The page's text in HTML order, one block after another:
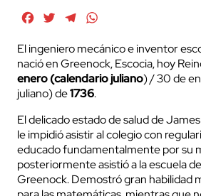
FacebookTwitterTelegram
El ingeniero mecánico e inventor
nació en Greenock, Escocia, hoy
enero (calendario juliano) / 30 de
juliano) de1736.
El delicado estado de salud de
le impidió asistir al colegio con
educado fundamentalmente por su
posteriormente asistió a la escuela
Greenock. Demostró gran habilidad